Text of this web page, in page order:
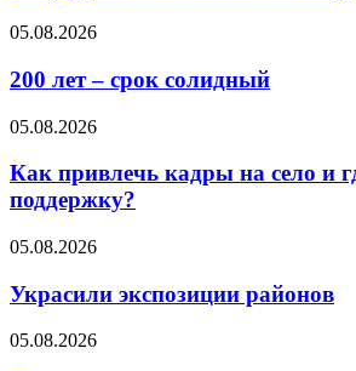
05.08.2026
200 лет – срок солидный
05.08.2026
Как привлечь кадры на село и
поддержку?
05.08.2026
Украсили экспозиции районов
05.08.2026